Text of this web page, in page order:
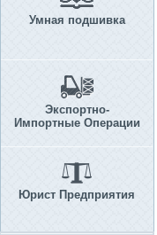
Умная подшивка
Экспортно-
Импортные Операции
Юрист Предприятия